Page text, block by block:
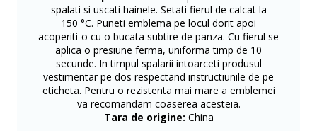
spalati si uscati hainele. Setati fierul de calcat la
150 °C. Puneti emblema pe locul dorit apoi
acoperiti-o cu o bucata subtire de panza. Cu fierul se
aplica o presiune ferma, uniforma timp de 10
secunde. In timpul spalarii intoarceti produsul
vestimentar pe dos respectand instructiunile de pe
eticheta. Pentru o rezistenta mai mare a emblemei
va recomandam coaserea acesteia.
Tara de origine: China